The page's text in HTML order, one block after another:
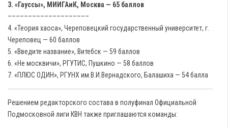
3. «Гауссы», МИИГАиК, Москва — 65 баллов
––––––––––––––––––––
4. «Теория хаоса», Череповецкий государственный университет, г.
Череповец — 60 баллов
5. «Введите название», Витебск — 59 баллов
6. «Не москвичи», РГУТИС, Пушкино — 58 баллов
7. «ПЛЮС ОДИН», РГУНХ им.В.И.Вернадского, Балашиха — 54 балла
Решением редакторского состава в полуфинал Официальной
Подмосковной лиги КВН также приглашаются команды: